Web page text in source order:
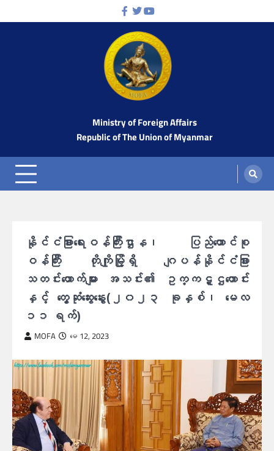
to
Facebook
TwitterYoutube
Ministry of Foreign Affairs
Republic of The Union of Myanmar
နိုင်ငံခြားရေးဝန်ကြီးဌာန၊ ပြည်ထောင်စု
ဝန်ကြီး တိုကျိုမြို့ရှိ ဂျပန်နိုင်ငံခြား
သတင်းထောက်များ အသင်း၏ ဥက္ကဋ္ဌဟောင်း
နှင့် တွေ့ဆုံဆွေးနွေး(၂၀၂၃ ခုနှစ်၊ မေလ
၁၁ ရက်)
MOFA မေ 12, 2023